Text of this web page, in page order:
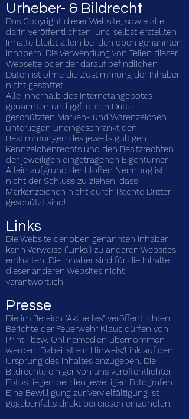
Urheber- & Bildrecht
Das Copyright dieser Website, sowie alle
darin veröffentlichten, und selbst erstellten
Inhalte bleibt allein bei den oben genannten
Inhabern. Die Verwendung von Teilen dieser
Webseite oder der darauf befindlichen
Daten ist ohne die Zustimmung der Inhaber
nicht gestattet.
Alle innerhalb des Internetangebotes
genannten und ggf. durch Dritte
geschützten Marken- und Warenzeichen
unterliegen uneingeschränkt den
Bestimmungen des jeweils gültigen
Kennzeichenrechts und den Besitzrechten
der jeweiligen eingetragenen Eigentümer.
Allein aufgrund der bloßen Nennung ist
nicht der Schluss zu ziehen, dass
Markenzeichen nicht durch Rechte Dritter
geschützt sind!
Links
Die Website der oben genannten Inhaber
kann Verweise ('Links') zu anderen Websites
enthalten. Die Inhaber sind für die Inhalte
dieser anderen Websites nicht
verantwortlich.
Presse
Die im Bereich "Aktuelles" veröffentlichten
Berichte der Feuerwehr Klaus dürfen von
Print- bzw. Onlinemedien übernommen
werden. Dabei ist ein Hinweis/Link auf den
Ursprung des Inhaltes anzugeben. Die
Bildrechte einiger von uns veröffentlichter
Fotos liegen bei den jeweiligen Fotografen.
Eine Bewilligung zur Vervielfältigung ist
gegebenfalls direkt bei diesen einzuholen.